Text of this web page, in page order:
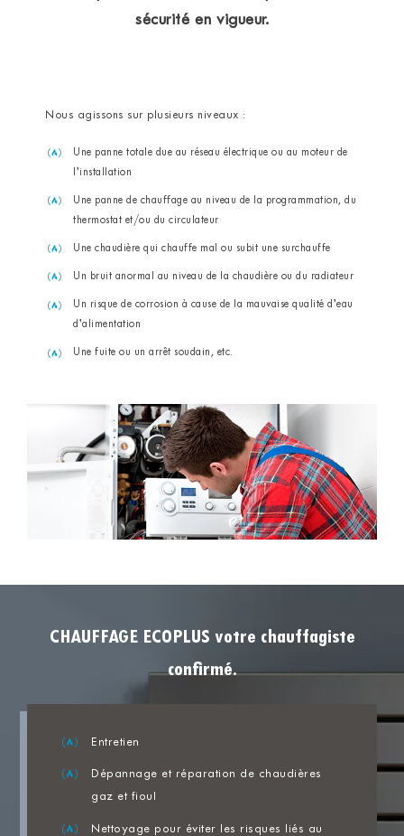
sécurité en vigueur.
Nous agissons sur plusieurs niveaux :
Une panne totale due au réseau électrique ou au moteur de
l’installation
Une panne de chauffage au niveau de la programmation, du
thermostat et/ou du circulateur
Une chaudière qui chauffe mal ou subit une surchauffe
Un bruit anormal au niveau de la chaudière ou du radiateur
Un risque de corrosion à cause de la mauvaise qualité d’eau
d’alimentation
Une fuite ou un arrêt soudain, etc.
CHAUFFAGE ECOPLUS votre chauffagiste
confirmé.
Entretien
Dépannage et réparation de chaudières
gaz et fioul
Nettoyage pour éviter les risques liés au